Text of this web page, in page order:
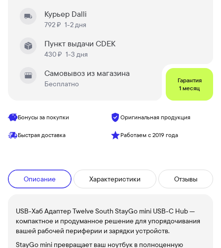
Курьер Dalli
792 ₽ 1-2 дня
Пункт выдачи CDEK
430 ₽ 1-3 дня
Самовывоз из магазина
Бесплатно
Гарантия
1 месяц
Бонусы за покупки Оригинальная продукция
Быстрая доставка Работаем с 2019 года
Описание Характеристики Отзывы
USB-Хаб Адаптер Twelve South StayGo mini USB-C Hub —
компактное и продуманное решение для упорядочивания
вашей рабочей периферии и зарядки устройств.
StayGo mini превращает ваш ноутбук в полноценную